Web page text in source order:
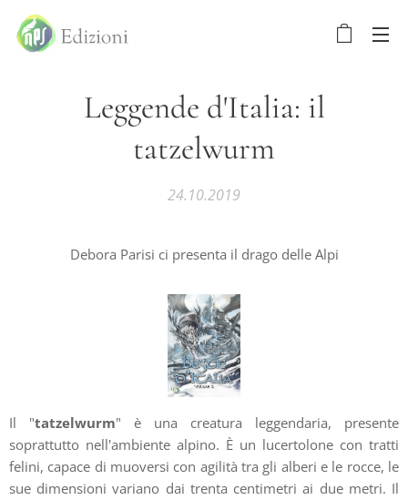
Leggende d'Italia: il
tatzelwurm
24.10.2019
Debora Parisi ci presenta il drago delle Alpi
Il "tatzelwurm" è una creatura leggendaria, presente
soprattutto nell'ambiente alpino. È un lucertolone con tratti
felini, capace di muoversi con agilità tra gli alberi e le rocce, le
sue dimensioni variano dai trenta centimetri ai due metri. Il